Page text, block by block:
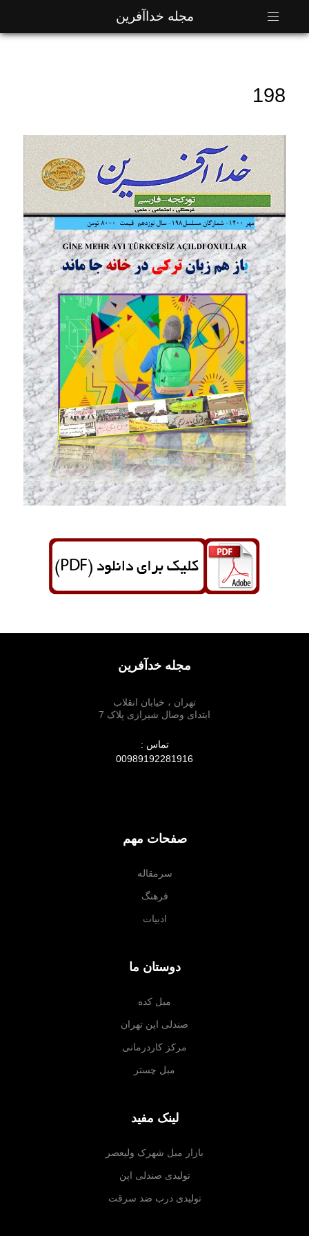
مجله خداآفرین
198
مجله خدآفرین
تهران ، خیابان انقلاب
ابتدای وصال شیرازی پلاک 7
تماس :
00989192281916
صفحات مهم
سرمقاله
فرهنگ
ادبیات
دوستان ما
مبل کده
صندلی اپن تهران
مرکز کاردرمانی
مبل چستر
لینک مفید
بازار مبل شهرک ولیعصر
تولیدی صندلی اپن
تولیدی درب ضد سرقت